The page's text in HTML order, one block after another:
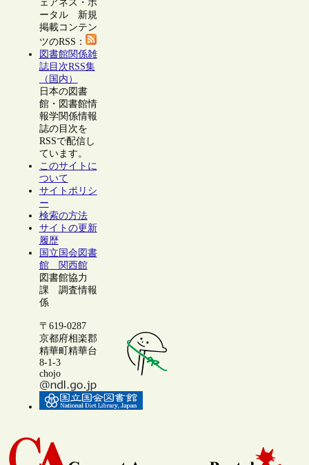
ェアネス・ポ
ータル 新規
掲載コンテン
ツのRSS：
図書館関係雑
誌目次RSS集
（国内）
日本の図書
館・図書館情
報学関係情報
誌の目次を
RSSで配信し
ています。
このサイトに
ついて
サイトポリシ
ー
検索の方法
サイトの更新
履歴
国立国会図書
館 関西館
図書館協力
課 調査情報
係
〒619-0287
京都府相楽郡
精華町精華台
8-1-3
chojo